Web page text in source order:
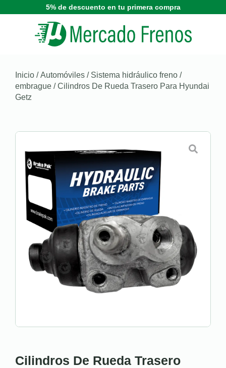
5% de descuento en tu primera compra
Inicio /Automóviles / Sistema hidráulico freno /
embrague / Cilindros De Rueda Trasero Para Hyundai
Getz
Cilindros De Rueda Trasero